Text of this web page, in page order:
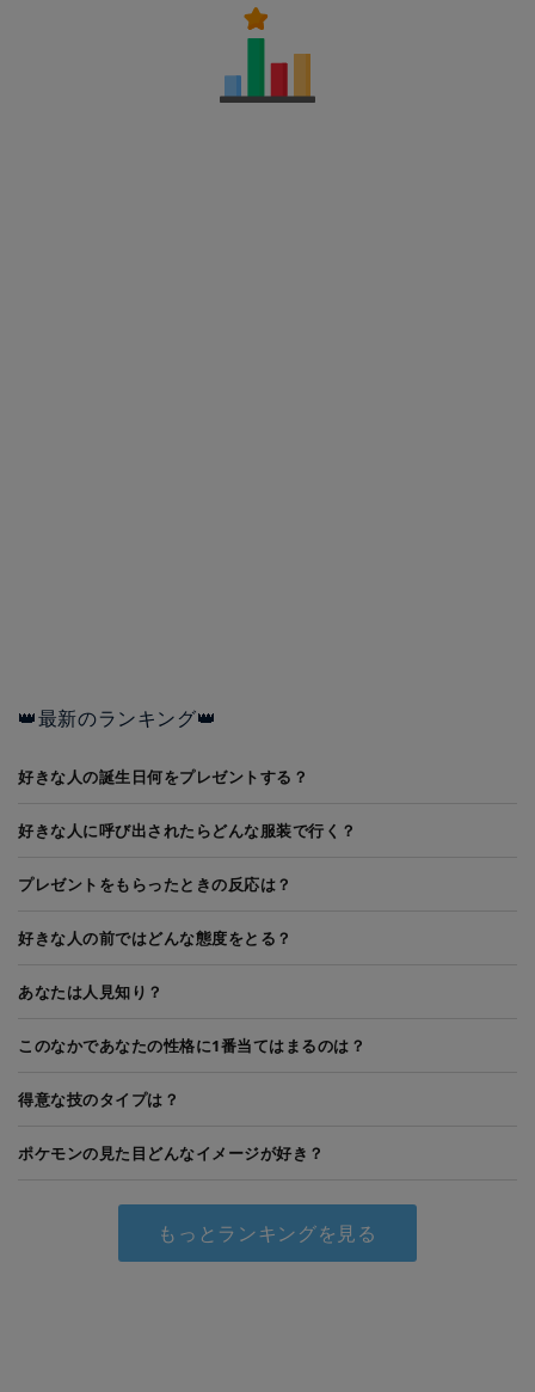
👑最新のランキング👑
好きな人の誕生日何をプレゼントする？
好きな人に呼び出されたらどんな服装で行く？
プレゼントをもらったときの反応は？
好きな人の前ではどんな態度をとる？
あなたは人見知り？
このなかであなたの性格に1番当てはまるのは？
得意な技のタイプは？
ポケモンの見た目どんなイメージが好き？
もっとランキングを見る